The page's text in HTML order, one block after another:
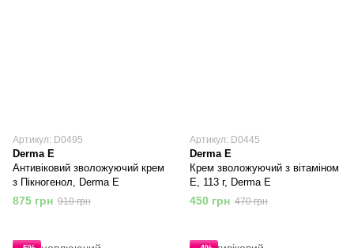
Артикул: D0495
Derma E
Антивіковий зволожуючий крем
з Пікногенол, Derma E
875 грн 910 грн
Артикул: D0445
Derma E
Крем зволожуючий з вітаміном
Е, 113 г, Derma E
450 грн 470 грн